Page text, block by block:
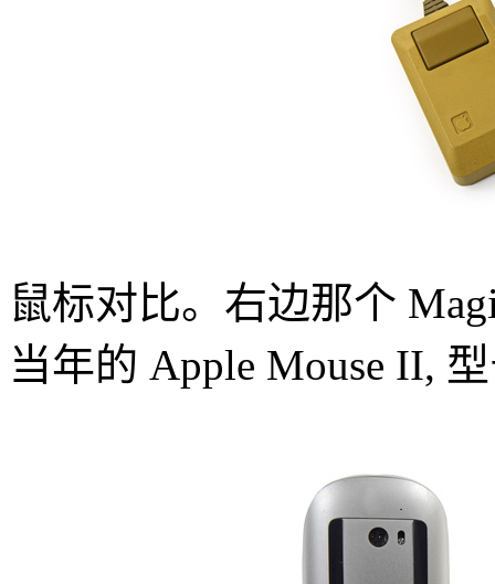
鼠标对比。右边那个
当年的 Apple Mouse II,